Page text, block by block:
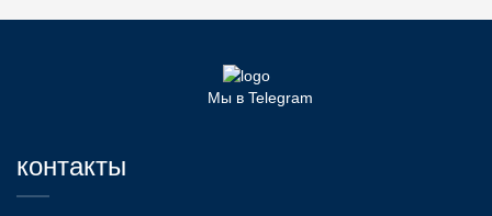
Мы в Telegram
контакты